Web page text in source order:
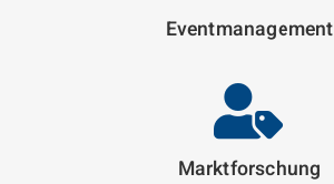
Event­management
Markt­forschung